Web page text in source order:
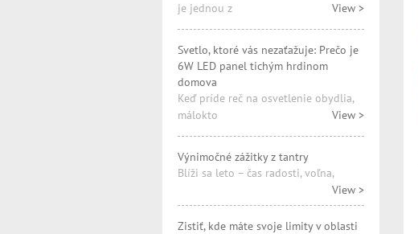
je jednou z
View >
Svetlo, ktoré vás nezaťažuje: Prečo je
6W LED panel tichým hrdinom
domova
Keď príde reč na osvetlenie obydlia,
málokto
View >
Výnimočné zážitky z tantry
Blíži sa leto – čas radosti, voľna,
View >
Zistiť, kde máte svoje limity v oblasti